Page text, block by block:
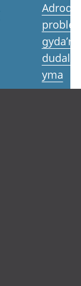
Adrodd
gyda’r
yma